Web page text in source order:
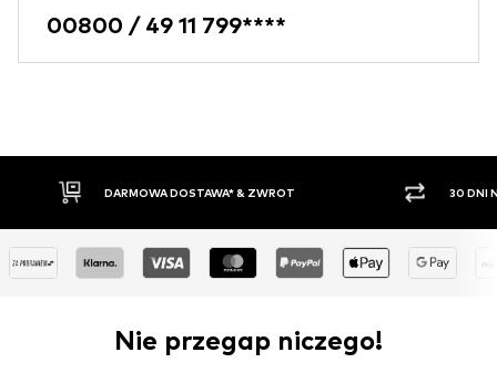
00800 / 49 11 799****
30 DNI NA ZWROT TOWARU
Nie przegap niczego!